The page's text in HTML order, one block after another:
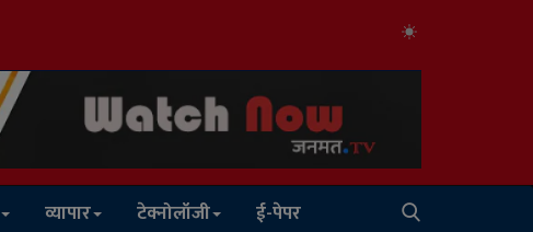
व्यापार टेक्नोलॉजी ई-पेपर